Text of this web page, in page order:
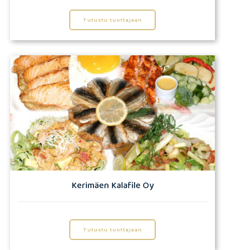
Tutustu tuottajaan
Kerimäen Kalafile Oy
Tutustu tuottajaan